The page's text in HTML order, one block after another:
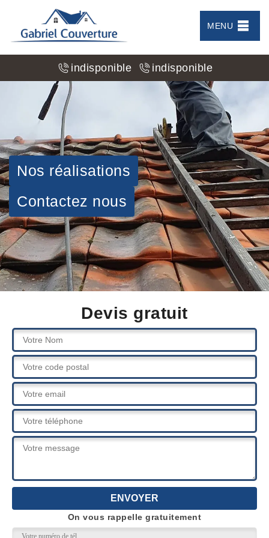
MENU
indisponible indisponible
Nos réalisations
Contactez nous
Devis gratuit
On vous rappelle gratuitement